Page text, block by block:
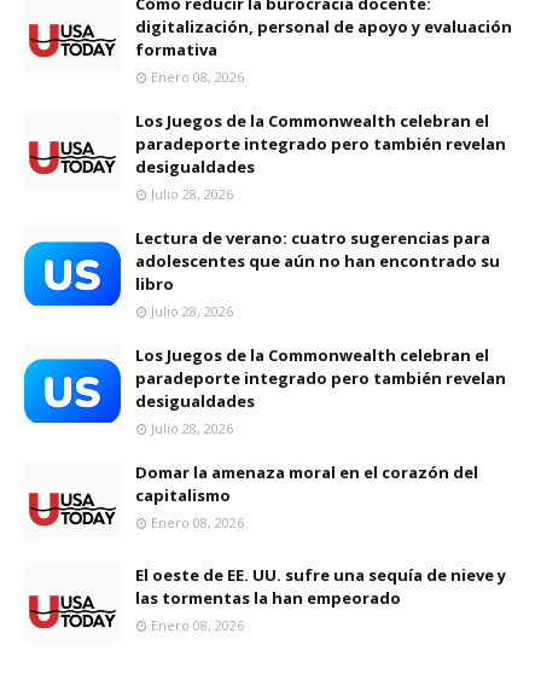
digitalización, personal de apoyo y evaluación
formativa
Enero 08, 2026
Los Juegos de la Commonwealth celebran el
paradeporte integrado pero también revelan
desigualdades
Julio 28, 2026
Lectura de verano: cuatro sugerencias para
adolescentes que aún no han encontrado su
libro
Julio 28, 2026
Los Juegos de la Commonwealth celebran el
paradeporte integrado pero también revelan
desigualdades
Julio 28, 2026
Domar la amenaza moral en el corazón del
capitalismo
Enero 08, 2026
El oeste de EE. UU. sufre una sequía de nieve y
las tormentas la han empeorado
Enero 08, 2026